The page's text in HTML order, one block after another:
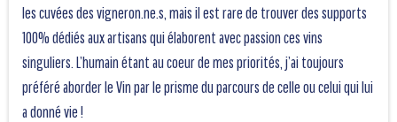
les cuvées des vigneron.ne.s, mais il est rare de trouver des supports
100% dédiés aux artisans qui élaborent avec passion ces vins
singuliers. L’humain étant au coeur de mes priorités, j’ai toujours
préféré aborder le Vin par le prisme du parcours de celle ou celui qui lui
a donné vie !